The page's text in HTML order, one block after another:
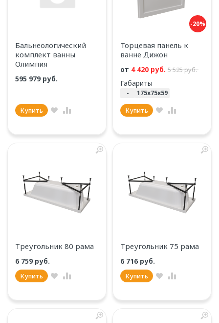
Бальнеологический
комплект ванны
Олимпия
595 979 руб.
Купить
-20%
Торцевая панель к
ванне Дижон
от 4 420 руб. 5 525 руб.
Габариты
- 175х75х59
Купить
Треугольник 80 рама
6 759 руб.
Купить
Треугольник 75 рама
6 716 руб.
Купить